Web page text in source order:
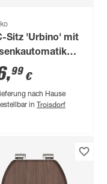
Sitz 'Urbino' mit
Holzkern
,99 €
nach Hause
in Troisdorf